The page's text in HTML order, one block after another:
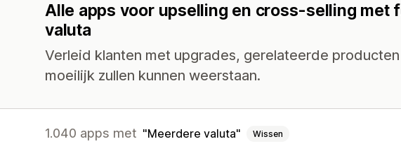
Alle apps voor upselling en cross-selling met
valuta
Verleid klanten met upgrades, gerelateerde
moeilijk zullen kunnen weerstaan.
1.040 apps met Meerdere valuta Wissen